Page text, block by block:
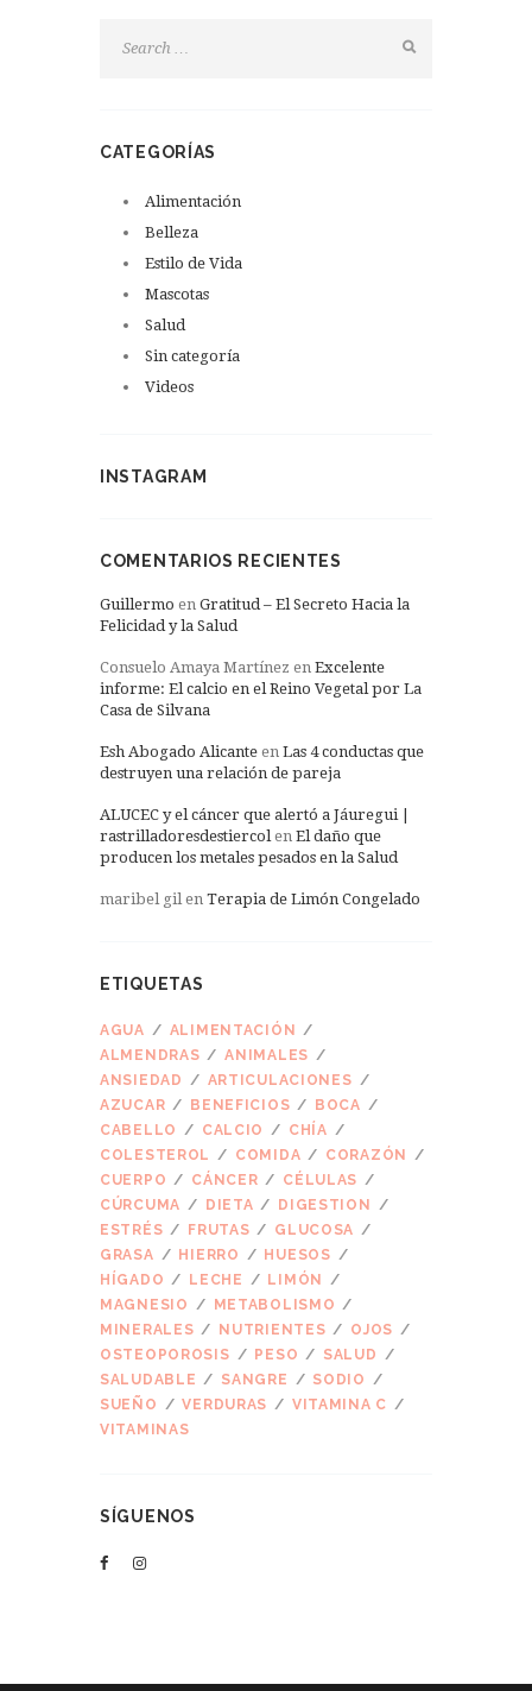
CATEGORÍAS
Alimentación
Belleza
Estilo de Vida
Mascotas
Salud
Sin categoría
Videos
INSTAGRAM
COMENTARIOS RECIENTES
Guillermo en Gratitud – El Secreto Hacia la
Felicidad y la Salud
Consuelo Amaya Martínez en Excelente
informe: El calcio en el Reino Vegetal por La
Casa de Silvana
Esh Abogado Alicante en Las 4 conductas que
destruyen una relación de pareja
ALUCEC y el cáncer que alertó a Jáuregui |
rastrilladoresdestiercolen El daño que
producen los metales pesados en la Salud
maribel gilen Terapia de Limón Congelado
ETIQUETAS
AGUA
ALIMENTACIÓN
ALMENDRAS
ANIMALES
ANSIEDAD
ARTICULACIONES
AZUCAR
BENEFICIOS
BOCA
CABELLO
CALCIO
CHÍA
COLESTEROL
COMIDA
CORAZÓN
CUERPO
CÁNCER
CÉLULAS
CÚRCUMA
DIETA
DIGESTION
ESTRÉS
FRUTAS
GLUCOSA
GRASA
HIERRO
HUESOS
HÍGADO
LECHE
LIMÓN
MAGNESIO
METABOLISMO
MINERALES
NUTRIENTES
OJOS
OSTEOPOROSIS
PESO
SALUD
SALUDABLE
SANGRE
SODIO
SUEÑO
VERDURAS
VITAMINA C
VITAMINAS
SÍGUENOS